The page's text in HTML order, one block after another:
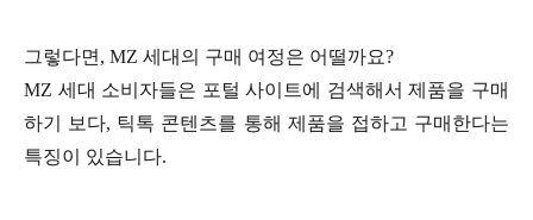
그렇다면, MZ 세대의 구매 여정은 어떨까요?
MZ 세대 소비자들은 포털 사이트에 검색해서 제품을 구매
하기 보다, 틱톡 콘텐츠를 통해 제품을 접하고 구매한다는
특징이 있습니다.